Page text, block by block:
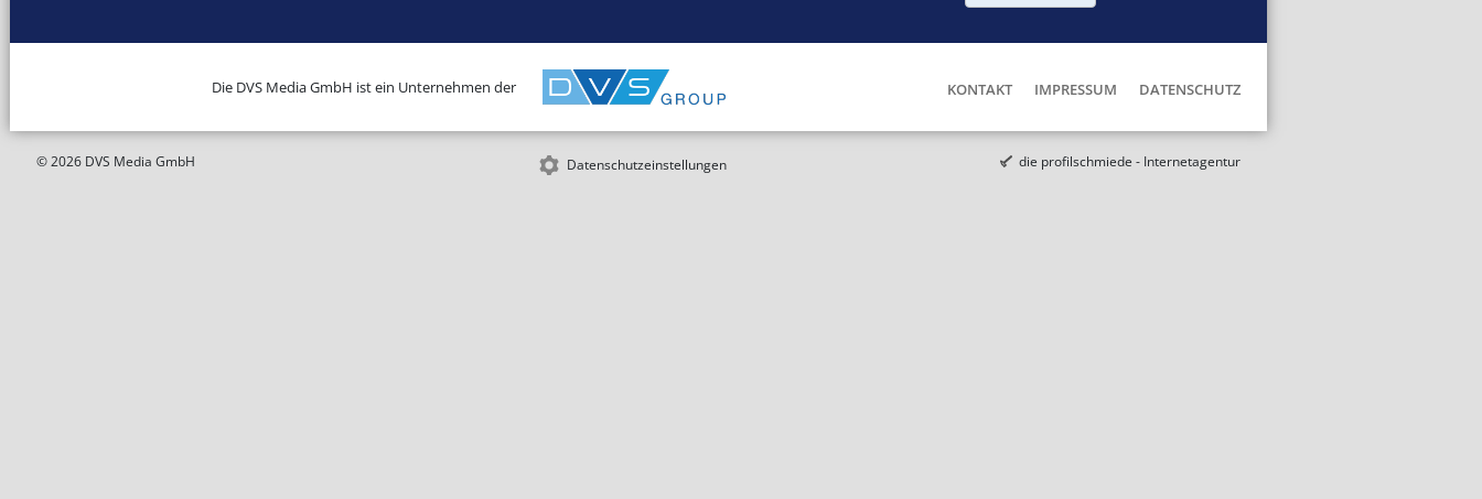
Die DVS Media GmbH ist ein Unternehmen der KONTAKT IMPRESSUM DATENSCHUTZ
© 2026 DVS Media GmbH Datenschutzeinstellungen die profilschmiede - Internetagentur